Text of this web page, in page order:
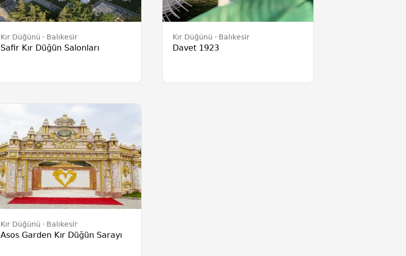
Kır Düğünü Balıkesir
Safir Kır Düğün Salonları
Kır Düğünü Balıkesir
Davet 1923
Kır Düğünü Balıkesir
Asos Garden Kır Düğün Sarayı